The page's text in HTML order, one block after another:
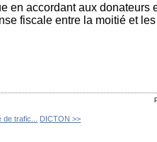
en accordant aux donateurs
fiscale entre la moitié et
trafic... DICTON >>